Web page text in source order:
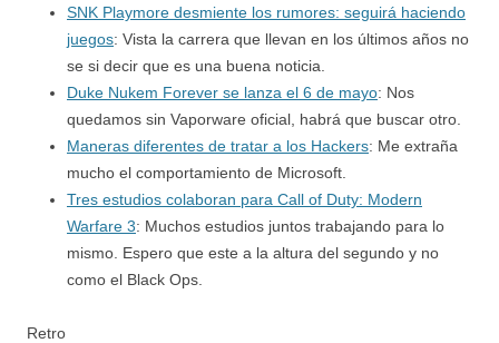
SNK Playmore desmiente los rumores: seguirá haciendo
juegos: Vista la carrera que llevan en los últimos años no
se si decir que es una buena noticia.
Duke Nukem Forever se lanza el 6 de mayo: Nos
quedamos sin Vaporware oficial, habrá que buscar otro.
Maneras diferentes de tratar a los Hackers: Me extraña
mucho el comportamiento de Microsoft.
Tres estudios colaboran para Call of Duty: Modern
Warfare 3: Muchos estudios juntos trabajando para lo
mismo. Espero que este a la altura del segundo y no
como el Black Ops.
Retro